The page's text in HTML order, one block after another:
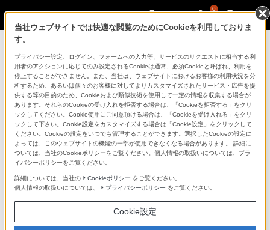
0
デジタル一眼カメラ α（アルファ）
デジタル一眼カメラα[Eマウント]用レンズ
Sonnar T* FE 35mm F2.8 ZA
カメラボディ・
レンズのモデル
名からそれぞれ
覧を確認できま
す。
当社ウェブサイトでは快適な閲覧のためにCookieを利用しておりま
す。
プライバシー設定、ログイン、フォームへの入力等、サービスのリクエストに相当する利
用者のアクションに応じてのみ設定されるCookieは通常、必須Cookieと呼ばれ、利用を
停止することができません。また、当社は、ウェブサイトにおけるお客様の利用状況を分
析するため、あるいは個々のお客様に対してよりカスタマイズされたサービス・広告を提
供する等の目的のため、Cookieおよび類似技術を使用して一定の情報を収集する場合が
あります。それらのCookieの受け入れを拒否する場合は、「Cookieを拒否する」をクリ
ックしてください。Cookie使用にご同意頂ける場合は、「Cookieを受け入れる」をクリ
ックして下さい。Cookie設定をカスタマイズする場合は「Cookie設定」をクリックして
ください。Cookieの設定をいつでも管理することができます。選択したCookieの設定に
よっては、このウェブサイトの機能の一部が使用できなくなる場合があります。 詳細に
ついては、当社のCookieポリシーをご覧ください。個人情報の取扱いについては、プラ
イバシーポリシーをご覧ください。
詳細については、当社の Cookieポリシー をご覧ください。
個人情報の取扱いについては、
プライバシーポリシー をご覧ください。
Cookie設定